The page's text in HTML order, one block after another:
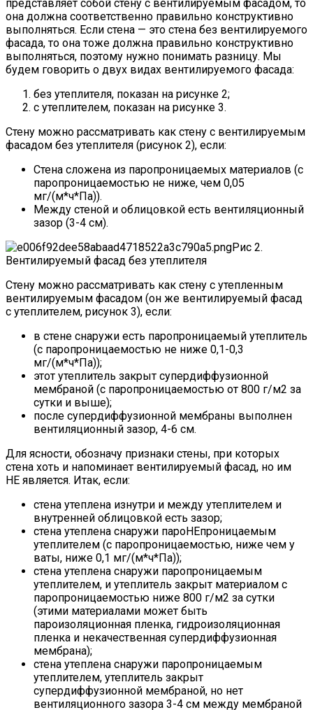
представляет собой стену с вентилируемым фасадом, то
она должна соответственно правильно конструктивно
выполняться. Если стена — это стена без вентилируемого
фасада, то она тоже должна правильно конструктивно
выполняться, поэтому нужно понимать разницу. Мы
будем говорить о двух видах вентилируемого фасада:
без утеплителя, показан на рисунке 2;
с утеплителем, показан на рисунке 3.
Стену можно рассматривать как стену с вентилируемым
фасадом без утеплителя (рисунок 2), если:
Стена сложена из паропроницаемых материалов (с
паропроницаемостью не ниже, чем 0,05
мг/(м*ч*Па)).
Между стеной и облицовкой есть вентиляционный
зазор (3-4 см).
Рис 2.
Вентилируемый фасад без утеплителя
Стену можно рассматривать как стену с утепленным
вентилируемым фасадом (он же вентилируемый фасад
с утеплителем, рисунок 3), если:
в стене снаружи есть паропроницаемый утеплитель
(с паропроницаемостью не ниже 0,1-0,3
мг/(м*ч*Па));
этот утеплитель закрыт супердиффузионной
мембраной (с паропроницаемостью от 800 г/м2 за
сутки и выше);
после супердиффузионной мембраны выполнен
вентиляционный зазор, 4-6 см.
Для ясности, обозначу признаки стены, при которых
стена хоть и напоминает вентилируемый фасад, но им
НЕ является. Итак, если:
стена утеплена изнутри и между утеплителем и
внутренней облицовкой есть зазор;
стена утеплена снаружи пароНЕпроницаемым
утеплителем (с паропроницаемостью, ниже чем у
ваты, ниже 0,1 мг/(м*ч*Па));
стена утеплена снаружи паропроницаемым
утеплителем, и утеплитель закрыт материалом с
паропроницаемостью ниже 800 г/м2 за сутки
(этими материалами может быть
пароизоляционная пленка, гидроизоляционная
пленка и некачественная супердиффузионная
мембрана);
стена утеплена снаружи паропроницаемым
утеплителем, утеплитель закрыт
супердиффузионной мембраной, но нет
вентиляционного зазора 3-4 см между мембраной